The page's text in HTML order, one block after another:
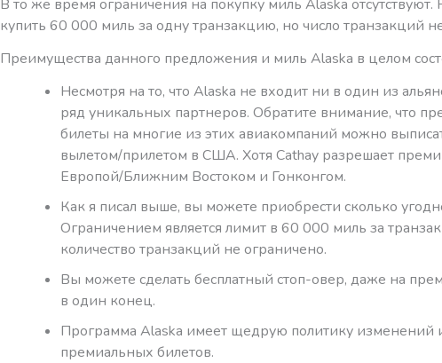
В то же время ограничения на покупку миль Alaska отсутствуют.
купить 60 000 миль за одну транзакцию, но число транзакций
Преимущества данного предложения и миль Alaska в целом
Несмотря на то, что Alaska не входит ни в один из
ряд уникальных партнеров. Обратите внимание, что
билеты на многие из этих авиакомпаний можно
вылетом/прилетом в США. Хотя Cathay разрешает
Европой/Ближним Востоком и Гонконгом.
Как я писал выше, вы можете приобрести сколько
Ограничением является лимит в 60 000 миль за
количество транзакций не ограничено.
Вы можете сделать бесплатный стоп-овер, даже на
в один конец.
Программа Alaska имеет щедрую политику изменений
премиальных билетов.